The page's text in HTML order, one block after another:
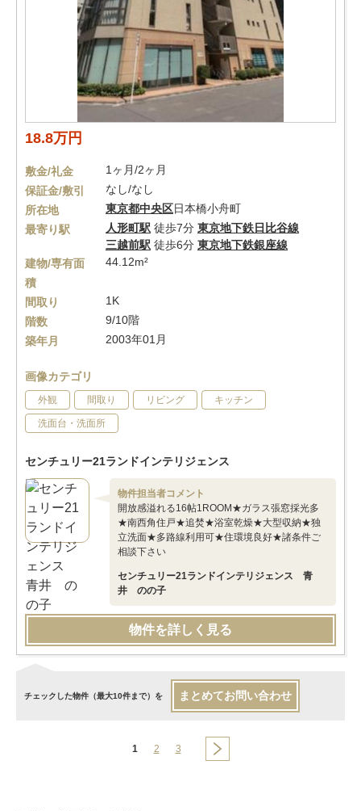
18.8万円
敷金/礼金
1ヶ月/2ヶ月
保証金/敷引
なし/なし
所在地
東京都中央区日本橋小舟町
最寄り駅
人形町駅 徒歩7分 東京地下鉄日比谷線
三越前駅 徒歩6分 東京地下鉄銀座線
建物/専有面
積
44.12m²
間取り
1K
階数
9/10階
築年月
2003年01月
画像カテゴリ
外観 間取り リビング キッチン
洗面台・洗面所
センチュリー21ランドインテリジェンス
物件担当者コメント
開放感溢れる16帖1ROOM★ガラス張窓採光多
★南西角住戸★追焚★浴室乾燥★大型収納★独
立洗面★多路線利用可★住環境良好★諸条件ご
相談下さい
センチュリー21ランドインテリジェンス 青
井 のの子
物件を詳しく見る
チェックした物件（最大10件まで）を まとめてお問い合わせ
1 2 3